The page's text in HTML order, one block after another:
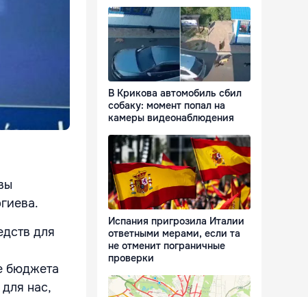
для
бюджета
нас,
В Крикова автомобиль сбил
собаку: момент попал на
камеры видеонаблюдения
Испания пригрозила Италии
ответными мерами, если та
не отменит пограничные
проверки